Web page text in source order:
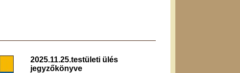
2025.11.25.testületi ülés
jegyzőkönyve